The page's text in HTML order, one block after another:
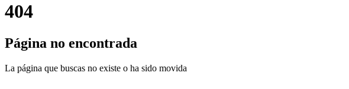
404
Página no encontrada
La página que buscas no existe o ha sido movida